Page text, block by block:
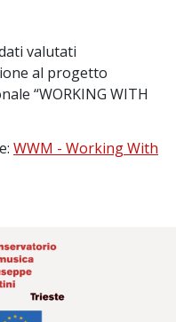
valutati
al progetto
“WORKING WITH
WWM - Working With